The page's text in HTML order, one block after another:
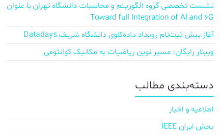
نشست تخصصی گروه الگوریتم و محاسبات دانشگاه تهران با عنوان
Toward full Integration of AI and 6G
آغاز پیش‌ ثبت‌نام رویداد داده‌کاوی دانشگاه شریف Datadays
وبینار رایگان: مسیر نوین ریاضیات به مکانیک کوانتومی
دسته‌بندی مطالب
اطلاعیه و اخبار
بخش ایران IEEE